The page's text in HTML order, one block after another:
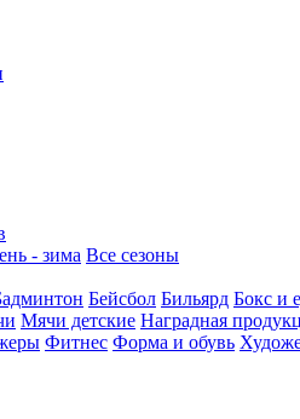
- зима Все сезоны
Бейсбол Бильярд Бокс и
Мячи детские Наградная
Фитнес Форма и обувь